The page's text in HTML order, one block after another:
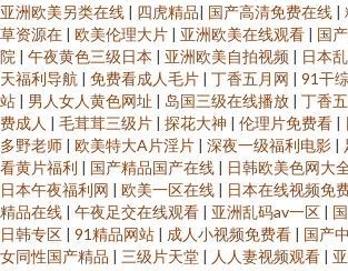
亚洲欧美另类在线 | 四虎精品| 国产高清免费在线 |
草资源在 | 欧美伦理大片 | 亚洲欧美在线观看 | 国
院 | 午夜黄色三级日本 | 亚洲欧美自拍视频 | 日本
天福利导航 | 免费看成人毛片 | 丁香五月网 | 91干
站 | 男人女人黄色网址 | 岛国三级在线播放 | 丁香
费成人 | 毛茸茸三级片 | 探花大神 | 伦理片免费看 |
多野老师 | 欧美特大A片淫片 | 深夜一级福利电影 |
看黄片福利 | 国产精品国产在线 | 日韩欧美色网大
日本午夜福利网 | 欧美一区在线 | 日本在线视频免
精品在线 | 午夜足交在线观看 | 亚洲乱码av一区 |
日韩专区 | 91精品网站 | 成人小视频免费看 | 国产
女同性国产精品 | 三级片天堂 | 人人妻视频观看 |